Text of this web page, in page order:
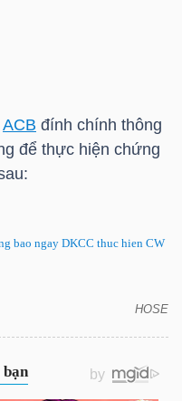
ACB đính chính thông
để thực hiện chứng
bao ngay DKCC thuc hien CW
HOSE